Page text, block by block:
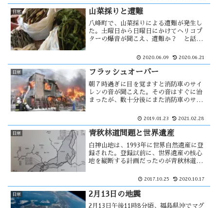
司」になる。ハタハタは秋田県民にとっ
日常 山菜採りと遭難
八峰町で、山菜採りによる遭難が発生し
た。土曜日から日曜日にかけてヘリコプ
ターの爆音が聞こえ、遭難か？ と話し
その音が頻繁に聞こえる様になるといつ
の男性が行方不明である事...
2020.06.09 2020.06.21
日常 フラッシュオーバー
朝７時過ぎに目を覚ますと消防車のサイ
レンの音が聞こえた。その音はすぐに治
まったが、数十分後にまた消防車のサイ
た。このサイレンを聞くのは何十年ぶり
た。外に出てみると焼け臭い匂いが・・
2019.01.23 2021.02.28
日常 青秋林道問題と世界遺産
白神山地は、1993年に世界自然遺産に登
録された。登録以前に、世界遺産の核心
地を縦断する計画だったのが青秋林道で
が、秋田県側は中止の意志はなかった。
る。登録された後は・・・
2017.10.25 2020.10.17
日常 2月13日の地震
2月13日午後11時8分頃、福島県沖でマグ